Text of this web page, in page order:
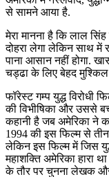
से सामने आया है.
मेरा मानना है कि लाल
दोहरा लेगा लेकिन साथ में
पाना आसान नहीं होगा.
चड्ढा के लिए बेहद मुश्किल
फॉरेस्ट गम्प युद्ध विरोधी
की विभीषिका और उससे
कहानी है जब अमेरिका ने
1994 की इस फिल्म से
लेकिन इस फिल्म में जिस
महाशक्ति अमेरिका हारा
के तौर पर चुनना लेखक और